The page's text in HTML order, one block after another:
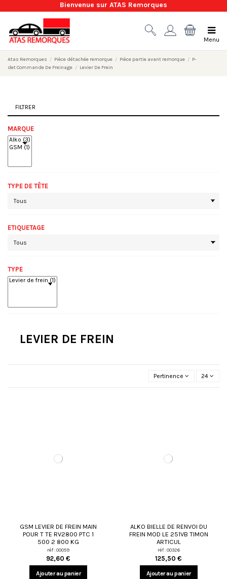
Bienvenue sur ATAS Remorques
Menu
Atas Remorques Pièce détachée remorque Pièce partie avant remorque
P-
det Commande De Freinage
Levier De Frein
LEVIER DE FREIN
Pertinence 24
GSM LEVIER DE FREIN MAIN
POUR T TE RV2800 PTC 1
500 2 800 KG
réf : 00059
92,60 €
Ajouter au panier
ALKO BIELLE DE RENVOI DU
FREIN MOD LE 251VB TIMON
ARTICUL
réf : 00326
125,50 €
Ajouter au panier
FILTRER
MARQUE
TYPE DE TÊTE
ETIQUETAGE
TYPE